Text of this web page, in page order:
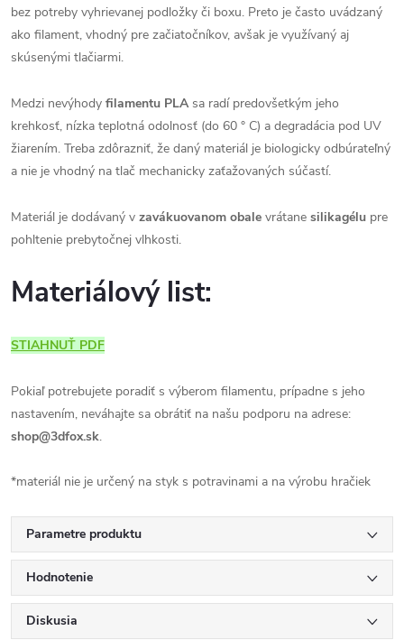
bez potreby vyhrievanej podložky či boxu. Preto je často uvádzaný
ako filament, vhodný pre začiatočníkov, avšak je využívaný aj
skúsenými tlačiarmi.
Medzi nevýhody filamentu PLAsa radí predovšetkým jeho
krehkosť, nízka teplotná odolnosť (do 60 ° C) a degradácia pod UV
žiarením. Treba zdôrazniť, že daný materiál je biologicky odbúrateľný
a nie je vhodný na tlač mechanicky zaťažovaných súčastí.
Materiál je dodávaný v zavákuovanom obale vrátane silikagélu pre
pohltenie prebytočnej vlhkosti.
Materiálový list:
STIAHNUŤ PDF
Pokiaľ potrebujete poradiť s výberom filamentu, prípadne s jeho
nastavením, neváhajte sa obrátiť na našu podporu na adrese:
shop@3dfox.sk.
*materiál nie je určený na styk s potravinami a na výrobu hračiek
Parametre produktu
Hodnotenie
Diskusia